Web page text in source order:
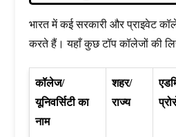
भारत में कई सरकारी और प्राइवेट
करते हैं। यहाँ कुछ टॉप कॉलेजों की
कॉलेज/
यूनिवर्सिटी का
नाम
शहर/
राज्य